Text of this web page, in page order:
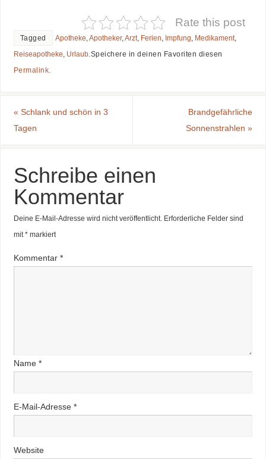
Rate this post
Tagged Apotheke,Apotheker,Arzt, Ferien, Impfung, Medikament,
Reiseapotheke, Urlaub.Speichere in deinen Favoriten diesen
Permalink.
« Schlank und schön in 3
Tagen
Brandgefährliche
Sonnenstrahlen»
Schreibe einen
Kommentar
Deine E-Mail-Adresse wird nicht veröffentlicht. Erforderliche Felder sind
mit*markiert
Kommentar *
Name *
E-Mail-Adresse *
Website